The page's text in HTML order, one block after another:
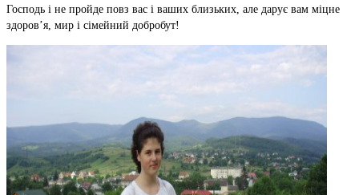
Господь і не пройде повз вас і ваших близьких, але дарує вам міцне
здоров’я, мир і сімейний добробут!